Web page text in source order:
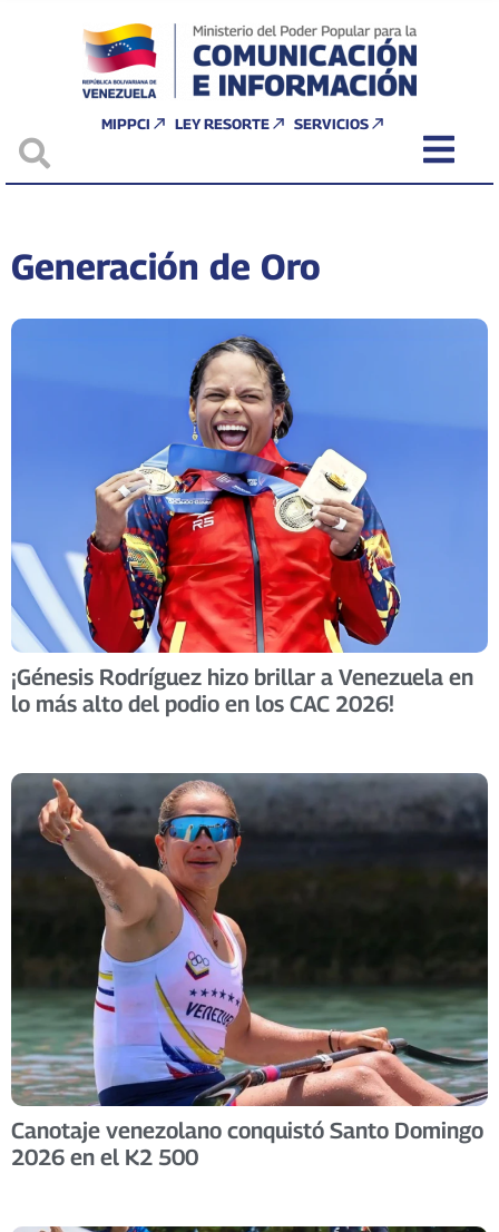
MIPPCI LEY RESORTE SERVICIOS
Generación de Oro
​¡Génesis Rodríguez hizo brillar a Venezuela en
lo más alto del podio en los CAC 2026! ​
Canotaje venezolano conquistó Santo Domingo
2026 en el K2 500 ​